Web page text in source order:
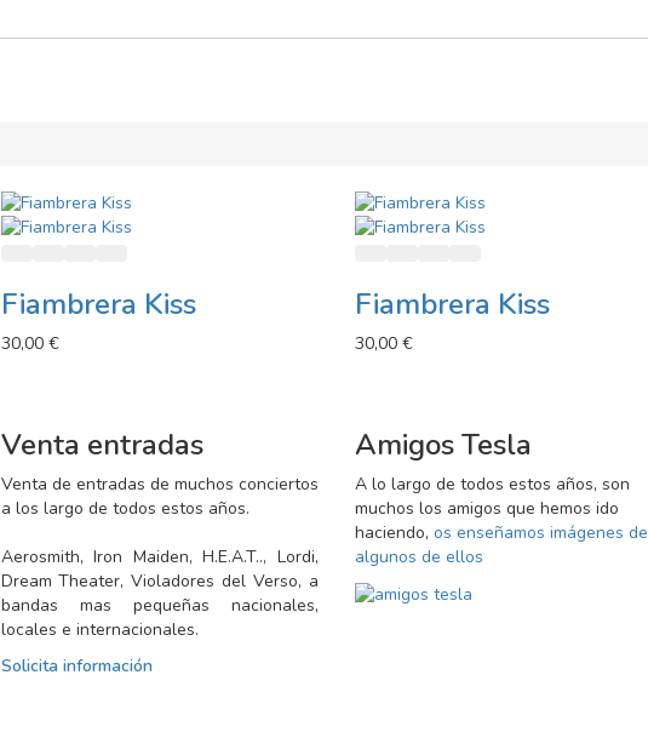
Fiambrera Kiss
30,00 €
Fiambrera Kiss
30,00 €
Venta entradas
Venta de entradas de muchos conciertos
a los largo de todos estos años.
Aerosmith, Iron Maiden, H.E.A.T.., Lordi,
Dream Theater, Violadores del Verso, a
bandas mas pequeñas nacionales,
locales e internacionales.
Solicita información
Amigos Tesla
A lo largo de todos estos años, son
muchos los amigos que hemos ido
haciendo, os enseñamos imágenes de
algunos de ellos